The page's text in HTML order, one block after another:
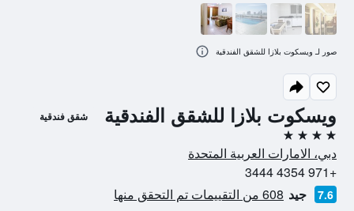
ويسكوت بلازا للشقق الفندقية شقق فندقية
4 نجوم
دبي، الامارات العربية المتحدة
+971 4354 3444
7.6 جيد 608 من التقييمات تم التحقق منها
صور لـ ويسكوت بلازا للشقق الفندقية